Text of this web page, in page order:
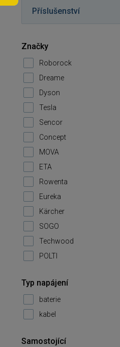
Příslušenství
Značky
Roborock
Dreame
Dyson
Tesla
Sencor
Concept
MOVA
ETA
Rowenta
Eureka
Kärcher
SOGO
Techwood
POLTI
Typ napájení
baterie
kabel
Samostojící